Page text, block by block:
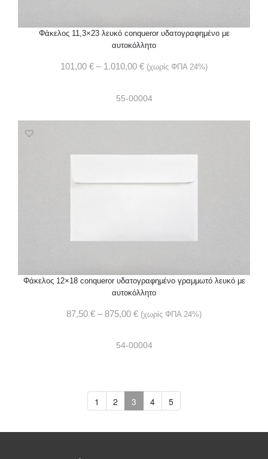
Φάκελος 11,3×23 λευκό conqueror υδατογραφημένο με
αυτοκόλλητο
101,00 € – 1.010,00 € (χωρίς ΦΠΑ 24%)
55-00004
Φάκελος 12×18 conqueror υδατογραφημένο γραμμωτό λευκό με
αυτοκόλλητο
87,50 € – 875,00 € (χωρίς ΦΠΑ 24%)
54-00004
1 2 3 4 5